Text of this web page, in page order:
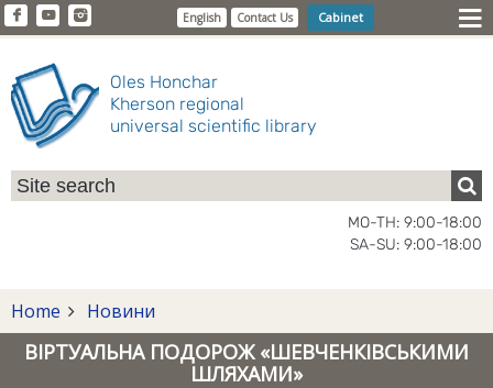
English Contact Us Cabinet
Oles Honchar
Kherson regional
universal scientific library
MO-TH: 9:00-18:00
SA-SU: 9:00-18:00
Home Новини
ВІРТУАЛЬНА ПОДОРОЖ «ШЕВЧЕНКІВСЬКИМИ
ШЛЯХАМИ»